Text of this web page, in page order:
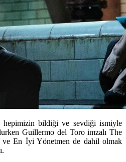
bildiği ve sevdiği ismiyle
Guillermo del Toro imzalı The
En İyi Yönetmen de dahil olmak